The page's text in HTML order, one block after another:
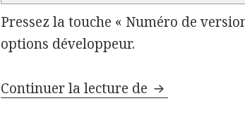
Pressez la touche « Numéro de
options développeur.
Continuer la lecture de Exporter une